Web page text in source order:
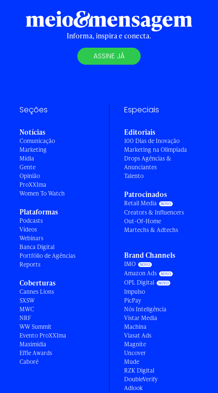
Informa, inspira e conecta.
ASSINE JÁ
Seções
Notícias
Comunicação
Marketing
Mídia
Gente
Opinião
ProXXIma
Women To Watch
Plataformas
Podcasts
Vídeos
Webinars
Banca Digital
Portfólio de Agências
Reports
Coberturas
Cannes Lions
SXSW
MWC
NRF
WW Summit
Evento ProXXIma
Maximídia
Effie Awards
Caboré
Especiais
Editoriais
100 Dias de Inovação
Marketing na Olimpíada
Drops Agências &
Anunciantes
Talento
Patrocinados
Retail Media
Creators & Influencers
Out-Of-Home
Martechs & Adtechs
Brand Channels
IMO
Amazon Ads
OPL Digital
Impulso
PicPay
Nós Inteligência
Vistar Media
Machina
Viasat Ads
Magnite
Uncover
Mude
RZK Digital
DoubleVerify
Adlook